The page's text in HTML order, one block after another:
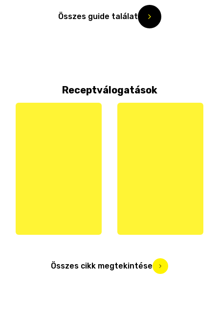
Összes guide találat
Receptválogatások
Összes cikk megtekintése